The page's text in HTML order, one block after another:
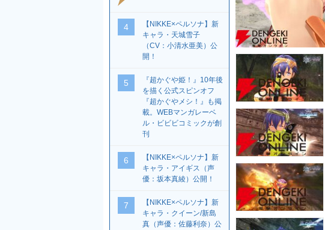
4
【NIKKE×ペルソナ】新
キャラ・天城雪子
（CV：小清水亜美）公
開！
5
『超かぐや姫！』10年後
を描く公式スピンオフ
『超かぐやメシ！』も掲
載。WEBマンガレーベ
ル・ビビビコミックが創
刊
6
【NIKKE×ペルソナ】新
キャラ・アイギス（声
優：坂本真綾）公開！
7
【NIKKE×ペルソナ】新
キャラ・クイーン/新島
真（声優：佐藤利奈）公